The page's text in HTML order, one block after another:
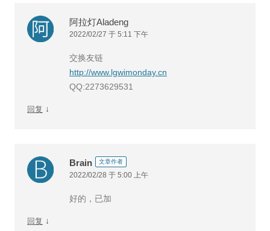
阿拉灯Aladeng
2022/02/27 于 5:11 下午
交换友链
http://www.lgwimonday.cn
QQ:2273629531
回复 ↓
Brain 文章作者
2022/02/28 于 5:00 上午
好的，已加
回复 ↓